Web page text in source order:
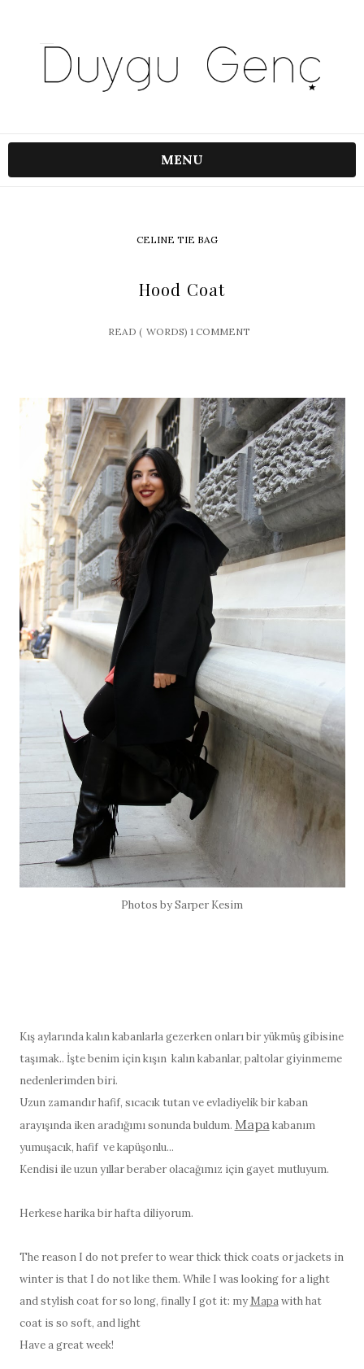
MENU
CELINE TIE BAG
Hood Coat
READ ( WORDS) 1 COMMENT
Photos by Sarper Kesim
Kış aylarında kalın kabanlarla gezerken onları bir yükmüş gibisine
taşımak.. İşte benim için kışın kalın kabanlar, paltolar giyinmeme
nedenlerimden biri.
Uzun zamandır hafif, sıcacık tutanve evladiyelik bir kaban
arayışında iken aradığımı sonunda buldum. Mapakabanım
yumuşacık, hafif ve kapüşonlu...
Kendisi ile uzun yıllar beraber olacağımız için gayet mutluyum.
Herkese harika bir hafta diliyorum.
The reason I do not prefer to wear thick thick coats or jackets in
winter is that I do not like them. While I was looking for a light
and stylish coat for so long, finally I got it: my Mapa with hat
coat is so soft, and light
Have a great week!